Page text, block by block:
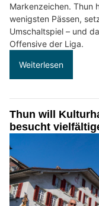
Markenzeichen. Thun
wenigsten Pässen,
Umschaltspiel – und
Offensive der Liga.
Weiterlesen
Thun will
besucht